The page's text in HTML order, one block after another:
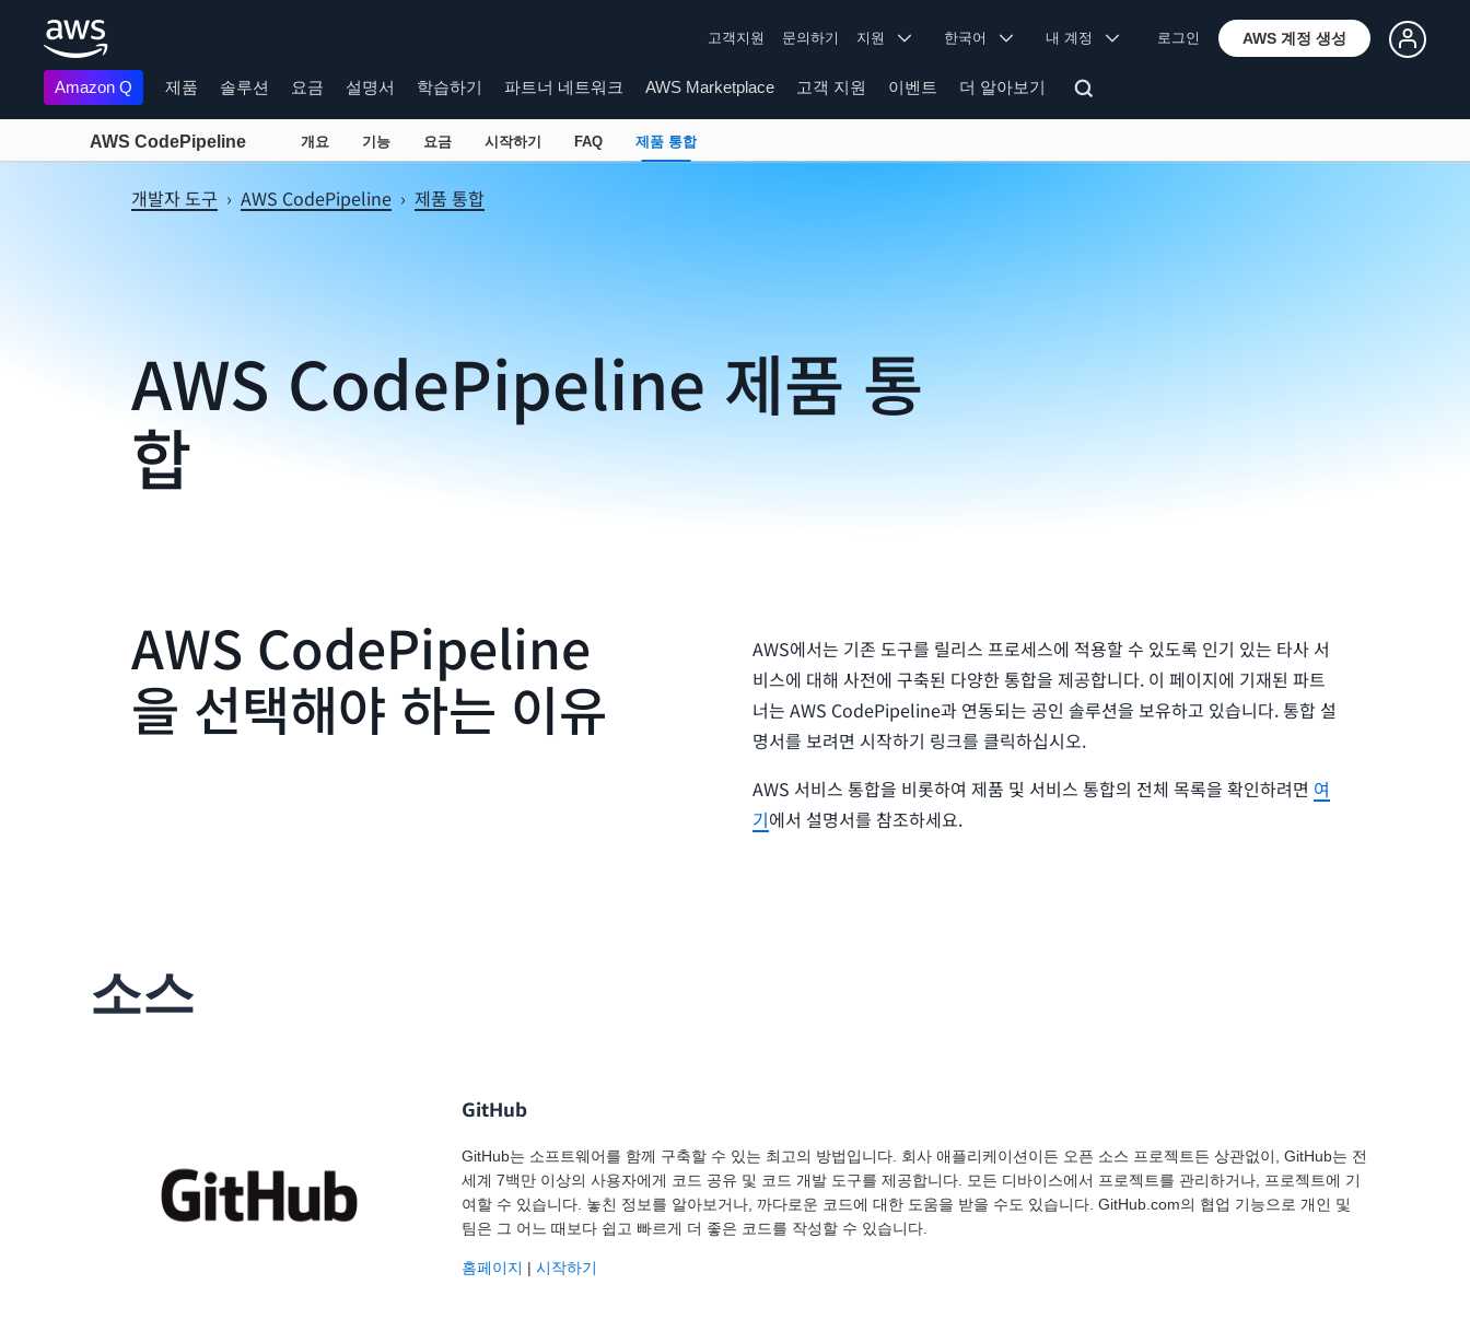
고객지원 문의하기 지원 한국어 내 계정 로그인 AWS 계정 생성
Amazon Q 제품 솔루션 요금 설명서 학습하기 파트너 네트워크 AWS Marketplace 고객 지원 이벤트 더 알아보기
AWS CodePipeline 개요 기능 요금 시작하기 FAQ 제품 통합
개발자 도구 › AWS CodePipeline › 제품 통합
AWS CodePipeline 제품 통
합
AWS CodePipeline
을 선택해야 하는 이유
AWS에서는 기존 도구를 릴리스 프로세스에 적용할 수 있도록 인기 있는 타사 서
비스에 대해 사전에 구축된 다양한 통합을 제공합니다. 이 페이지에 기재된 파트
너는 AWS CodePipeline과 연동되는 공인 솔루션을 보유하고 있습니다. 통합 설
명서를 보려면 시작하기 링크를 클릭하십시오.
AWS 서비스 통합을 비롯하여 제품 및 서비스 통합의 전체 목록을 확인하려면 여
기에서 설명서를 참조하세요.
소스
GitHub
GitHub는 소프트웨어를 함께 구축할 수 있는 최고의 방법입니다. 회사 애플리케이션이든 오픈 소스 프로젝트든 상관없이, GitHub는 전
세계 7백만 이상의 사용자에게 코드 공유 및 코드 개발 도구를 제공합니다. 모든 디바이스에서 프로젝트를 관리하거나, 프로젝트에 기
여할 수 있습니다. 놓친 정보를 알아보거나, 까다로운 코드에 대한 도움을 받을 수도 있습니다. GitHub.com의 협업 기능으로 개인 및
팀은 그 어느 때보다 쉽고 빠르게 더 좋은 코드를 작성할 수 있습니다.
홈페이지 | 시작하기